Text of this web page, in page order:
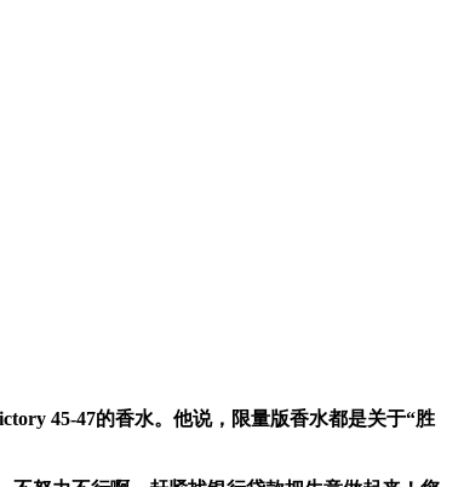
45-47的香水。 他说，限量版香水都是关于“胜